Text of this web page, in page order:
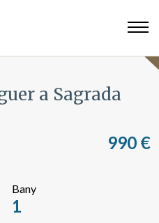
a Sagrada
990 €
LLOGADA
Bany
1